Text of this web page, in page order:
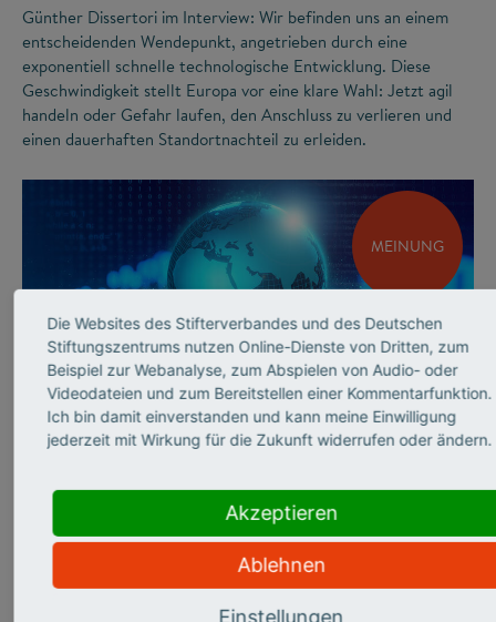
Günther Dissertori im Interview: Wir befinden uns an einem
entscheidenden Wendepunkt, angetrieben durch eine
exponentiell schnelle technologische Entwicklung. Diese
Geschwindigkeit stellt Europa vor eine klare Wahl: Jetzt agil
handeln oder Gefahr laufen, den Anschluss zu verlieren und
einen dauerhaften Standortnachteil zu erleiden.
MEINUNG
©
Andrea Frank über
sicherheits­relevante
Die Websites des Stifterverbandes und des Deutschen
Stiftungszentrums nutzen Online-Dienste von Dritten, zum
Beispiel zur Webanalyse, zum Abspielen von Audio- oder
Videodateien und zum Bereitstellen einer Kommentarfunktion.
Ich bin damit einverstanden und kann meine Einwilligung
jederzeit mit Wirkung für die Zukunft widerrufen oder ändern.
Akzeptieren
Ablehnen
Einstellungen